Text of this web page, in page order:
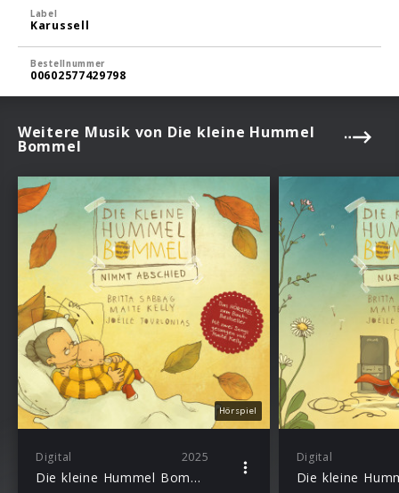
Label
Karussell
Bestellnummer
00602577429798
Weitere Musik von Die kleine Hummel
Bommel
Hörspiel
Digital 2025
Die kleine Hummel Bommel nimmt Abschied
Digital